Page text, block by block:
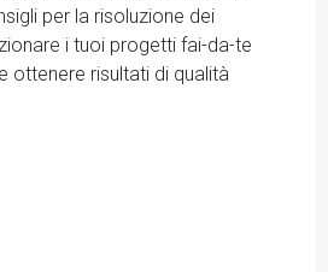
per la risoluzione dei
i tuoi progetti fai-da-te
ottenere risultati di qualità